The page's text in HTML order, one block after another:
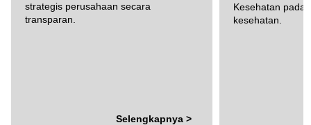
strategis perusahaan secara
transparan.
Selengkapnya >
Kesehatan pada
kesehatan.